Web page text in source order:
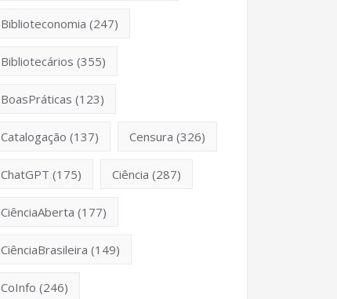
Biblioteconomia (247)
Bibliotecários (355)
BoasPráticas (123)
Catalogação (137) Censura (326)
ChatGPT (175) Ciência (287)
CiênciaAberta (177)
CiênciaBrasileira (149)
CoInfo (246)